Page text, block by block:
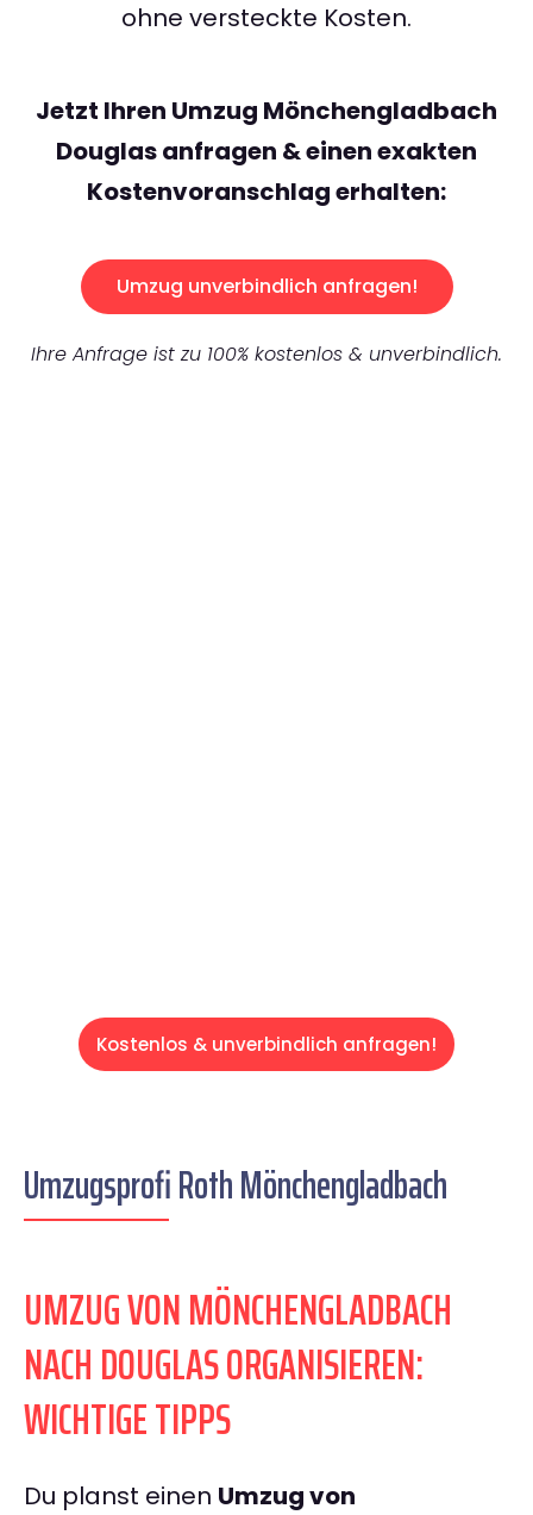
ohne versteckte Kosten.
Jetzt Ihren Umzug Mönchengladbach
Douglas anfragen & einen exakten
Kostenvoranschlag erhalten:
Umzug unverbindlich anfragen!
Ihre Anfrage ist zu 100% kostenlos & unverbindlich.
Kostenlos & unverbindlich anfragen!
Umzugsprofi Roth Mönchengladbach
UMZUG VON MÖNCHENGLADBACH
NACH DOUGLAS ORGANISIEREN:
WICHTIGE TIPPS
Du planst einen Umzug von